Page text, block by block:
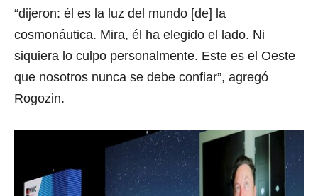
“dijeron: él es la luz del mundo [de] la
cosmonáutica. Mira, él ha elegido el lado. Ni
siquiera lo culpo personalmente. Este es el Oeste
que nosotros nunca se debe confiar”, agregó
Rogozin.